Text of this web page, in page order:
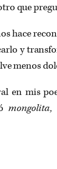
que
hace
y
menos
en mis